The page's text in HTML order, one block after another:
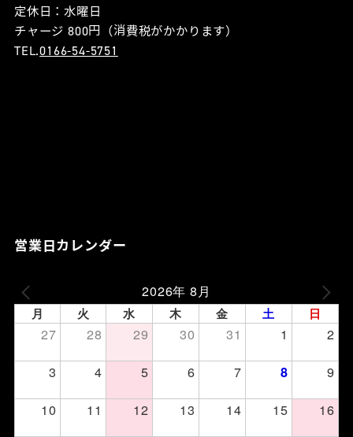
定休日：水曜日
チャージ 800円（消費税がかかります）
TEL.0166-54-5751
営業日カレンダー
2026年 8月
月 火 水 木 金 土 日
27 28 29 30 31 1
2
3
4 5 6 7 8
9
10
11 12 13 14 15
16